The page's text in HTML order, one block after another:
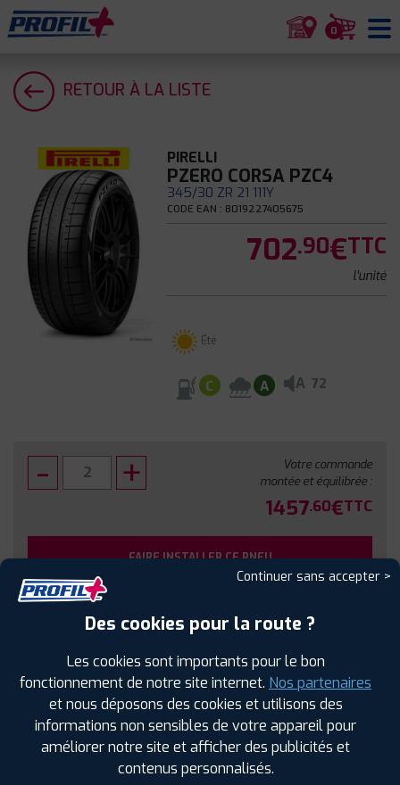
0
RETOUR À LA LISTE
PIRELLI
PZERO CORSA PZC4
345/30 ZR 21 111Y
CODE EAN : 8019227405675
702.90€TTC
l'unité
Été
C A A 72
Votre commande
montée et équilibrée :
1457.60€TTC
FAIRE INSTALLER CE PNEU
Sous réserve de disponibilité en agence
SPÉCIFICATIONS AVIS CLIENTS ÉTIQUETAGE
Étiquetage
Continuer sans accepter >
Des cookies pour la route ?
Les cookies sont importants pour le bon
fonctionnement de notre site internet. Nos partenaires
et nous déposons des cookies et utilisons des
informations non sensibles de votre appareil pour
améliorer notre site et afficher des publicités et
contenus personnalisés.